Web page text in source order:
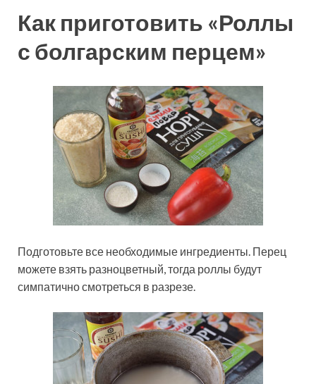
Как приготовить «Роллы
с болгарским перцем»
Подготовьте все необходимые ингредиенты. Перец
можете взять разноцветный, тогда роллы будут
симпатично смотреться в разрезе.